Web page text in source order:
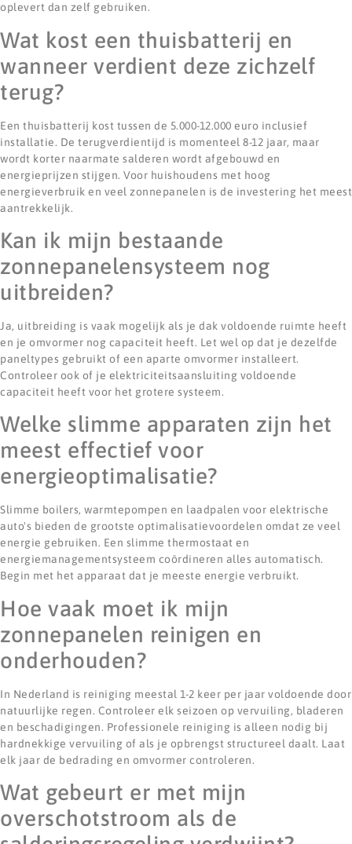
oplevert dan zelf gebruiken.
Wat kost een thuisbatterij en
wanneer verdient deze zichzelf
terug?
Een thuisbatterij kost tussen de 5.000-12.000 euro inclusief
installatie. De terugverdientijd is momenteel 8-12 jaar, maar
wordt korter naarmate salderen wordt afgebouwd en
energieprijzen stijgen. Voor huishoudens met hoog
energieverbruik en veel zonnepanelen is de investering het meest
aantrekkelijk.
Kan ik mijn bestaande
zonnepanelensysteem nog
uitbreiden?
Ja, uitbreiding is vaak mogelijk als je dak voldoende ruimte heeft
en je omvormer nog capaciteit heeft. Let wel op dat je dezelfde
paneltypes gebruikt of een aparte omvormer installeert.
Controleer ook of je elektriciteitsaansluiting voldoende
capaciteit heeft voor het grotere systeem.
Welke slimme apparaten zijn het
meest effectief voor
energieoptimalisatie?
Slimme boilers, warmtepompen en laadpalen voor elektrische
auto's bieden de grootste optimalisatievoordelen omdat ze veel
energie gebruiken. Een slimme thermostaat en
energiemanagementsysteem coördineren alles automatisch.
Begin met het apparaat dat je meeste energie verbruikt.
Hoe vaak moet ik mijn
zonnepanelen reinigen en
onderhouden?
In Nederland is reiniging meestal 1-2 keer per jaar voldoende door
natuurlijke regen. Controleer elk seizoen op vervuiling, bladeren
en beschadigingen. Professionele reiniging is alleen nodig bij
hardnekkige vervuiling of als je opbrengst structureel daalt. Laat
elk jaar de bedrading en omvormer controleren.
Wat gebeurt er met mijn
overschotstroom als de